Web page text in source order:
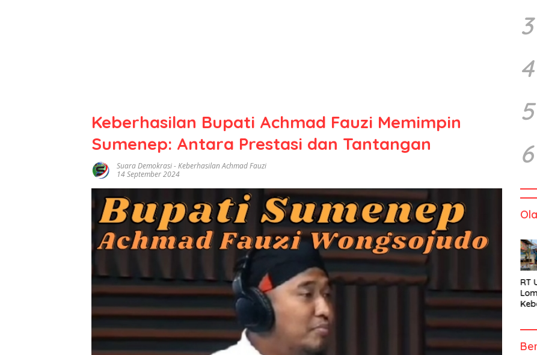
Keberhasilan Bupati Achmad Fauzi Memimpin
Sumenep: Antara Prestasi dan Tantangan
Suara Demokrasi-Keberhasilan Achmad Fauzi
14 September 2024
3
4
5
6
RT